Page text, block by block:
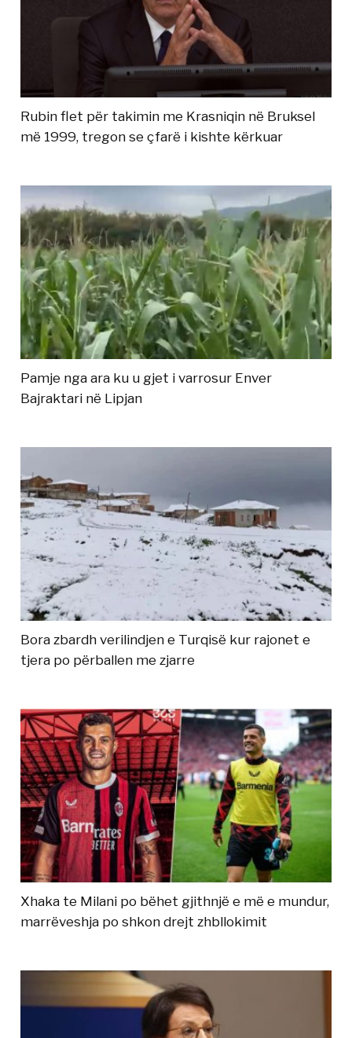
Rubin flet për takimin me Krasniqin në Bruksel
më 1999, tregon se çfarë i kishte kërkuar
Pamje nga ara ku u gjet i varrosur Enver
Bajraktari në Lipjan
Bora zbardh verilindjen e Turqisë kur rajonet e
tjera po përballen me zjarre
Xhaka te Milani po bëhet gjithnjë e më e mundur,
marrëveshja po shkon drejt zhbllokimit